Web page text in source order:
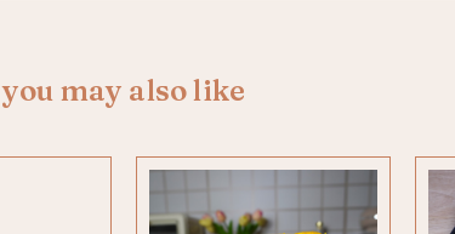
you may also like